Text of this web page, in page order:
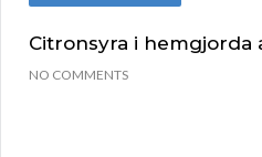
Citronsyra i hemgjorda
NO COMMENTS